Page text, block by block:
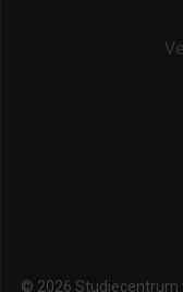
© 2026 Studiecentrum